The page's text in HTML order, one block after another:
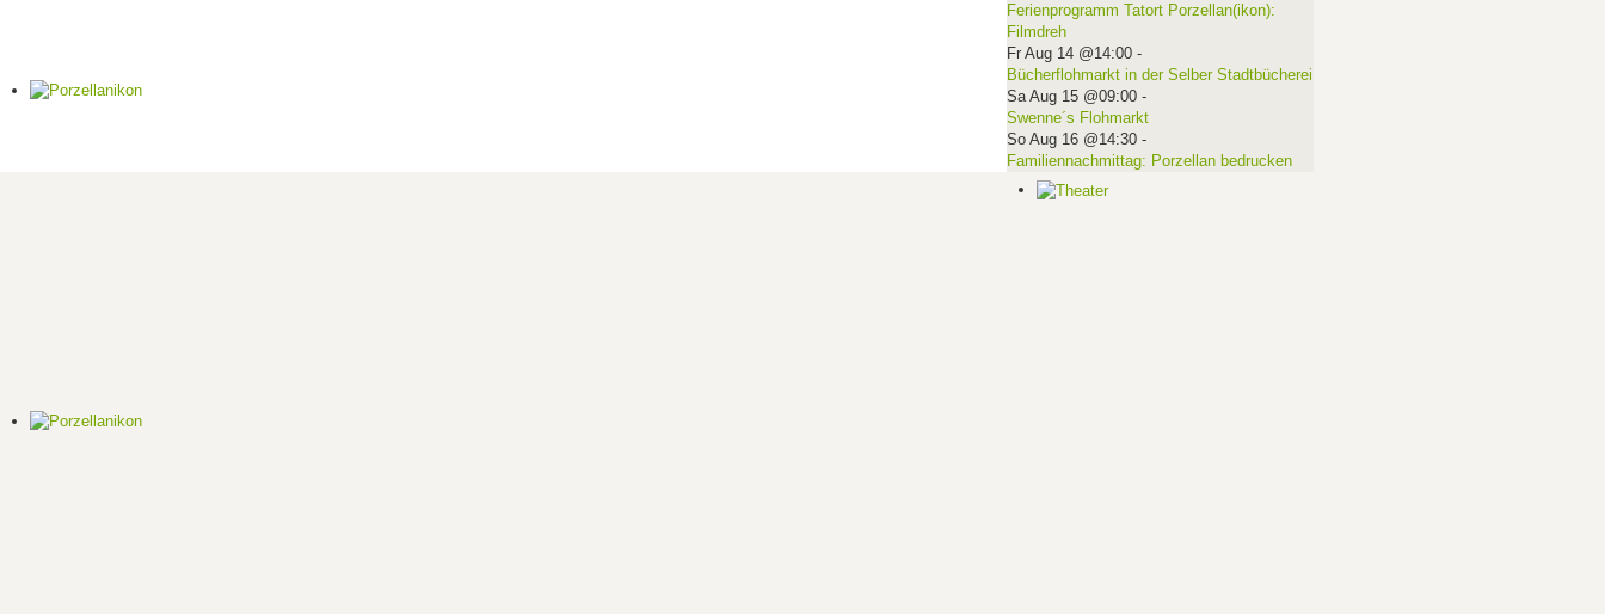
Ferienprogramm Tatort Porzellan(ikon):
Filmdreh
Fr Aug 14 @14:00-
Bücherflohmarkt in der Selber Stadtbücherei
Sa Aug 15 @09:00-
Swenne´s Flohmarkt
So Aug 16 @14:30-
Familiennachmittag: Porzellan bedrucken